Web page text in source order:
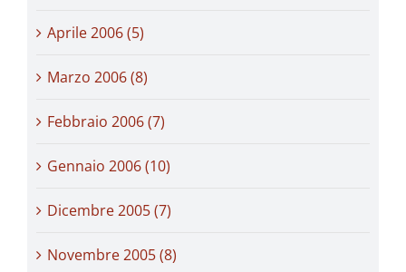
Aprile 2006 (5)
Marzo 2006 (8)
Febbraio 2006 (7)
Gennaio 2006 (10)
Dicembre 2005 (7)
Novembre 2005 (8)